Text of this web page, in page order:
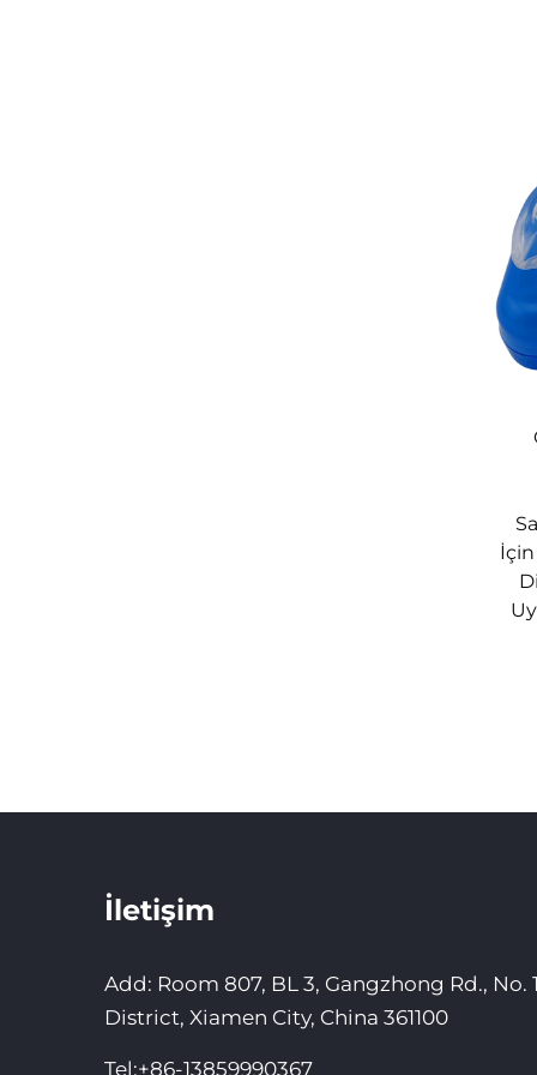
Ayarlanabilir Velcro kayışlar ile
Bu horlama önleme cihazı anında etki
doğrudan fiziksel olarak ele alarak
İçin
İletişim
Add: Room 807, BL 3, Gangzhong Rd., No.
District, Xiamen City, China 361100
Tel:+86-13859990367